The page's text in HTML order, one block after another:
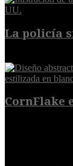
La policía
CornFlake